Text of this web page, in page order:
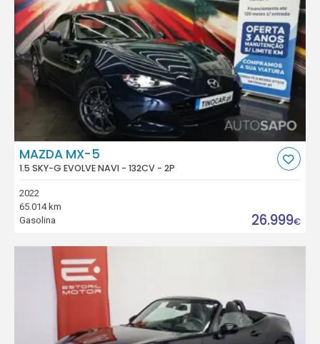
MAZDA MX-5
1.5 SKY-G EVOLVE NAVI - 132CV - 2P
2022
65.014 km
Gasolina
26.999€